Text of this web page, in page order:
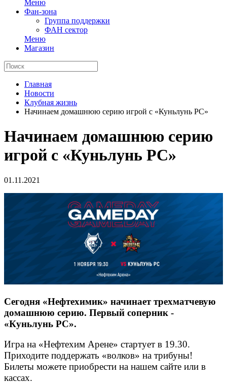
Меню
Фан-зона
Группа поддержки
ФАН сектор
Меню
Магазин
Главная
Новости
Клубная жизнь
Начинаем домашнюю серию игрой с «Куньлунь РС»
Начинаем домашнюю серию
игрой с «Куньлунь РС»
01.11.2021
Сегодня «Нефтехимик» начинает трехматчевую
домашнюю серию. Первый соперник -
«Куньлунь РС».
Игра на «Нефтехим Арене» стартует в 19.30.
Приходите поддержать «волков» на трибуны!
Билеты можете приобрести на нашем сайте или в
кассах.